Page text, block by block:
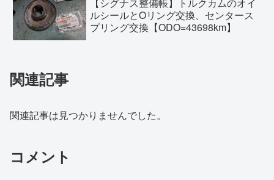
【シグナス整備帳】トルクカムのオイ
ルシールとOリング交換、センタース
プリング交換【ODO=43698km】
関連記事
関連記事は見つかりませんでした。
コメント